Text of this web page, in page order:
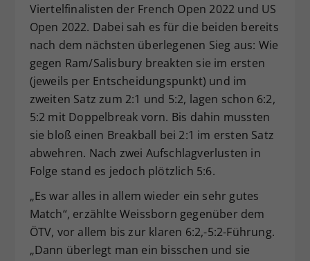
Viertelfinalisten der French Open 2022 und US
Open 2022. Dabei sah es für die beiden bereits
nach dem nächsten überlegenen Sieg aus: Wie
gegen Ram/Salisbury breakten sie im ersten
(jeweils per Entscheidungspunkt) und im
zweiten Satz zum 2:1 und 5:2, lagen schon 6:2,
5:2 mit Doppelbreak vorn. Bis dahin mussten
sie bloß einen Breakball bei 2:1 im ersten Satz
abwehren. Nach zwei Aufschlagverlusten in
Folge stand es jedoch plötzlich 5:6.
„Es war alles in allem wieder ein sehr gutes
Match“, erzählte Weissborn gegenüber dem
ÖTV, vor allem bis zur klaren 6:2,-5:2-Führung.
„Dann überlegt man ein bisschen und sie